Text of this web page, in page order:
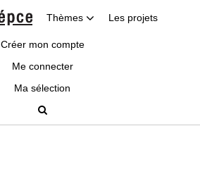
Thèmes Les projets
Créer mon compte
Me connecter
Ma sélection